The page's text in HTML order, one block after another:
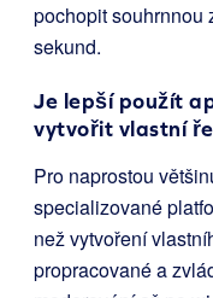
pochopit souhrnnou
sekund.
Je lepší použít
vytvořit vlastní
Pro naprostou
specializované
než vytvoření
propracované a